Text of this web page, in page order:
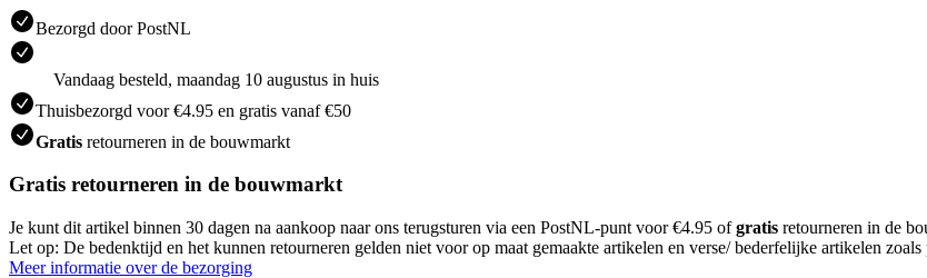
Bezorgd door PostNL
Vandaag besteld, maandag 10 augustus in huis
Thuisbezorgd voor €4.95 en gratis vanaf €50
Gratis retourneren in de bouwmarkt
Gratis retourneren in de bouwmarkt
Je kunt dit artikel binnen 30 dagen na aankoop naar ons terugsturen via een PostNL-punt voor €4.95 ofgratis retourneren in de
Let op: De bedenktijd en het kunnen retourneren gelden niet voor op maat gemaakte artikelen en verse/ bederfelijke artikelen zoals
Meer informatie over de bezorging